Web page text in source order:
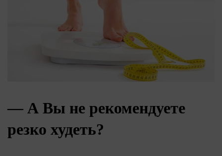
— А Вы не рекомендуете
резко худеть?